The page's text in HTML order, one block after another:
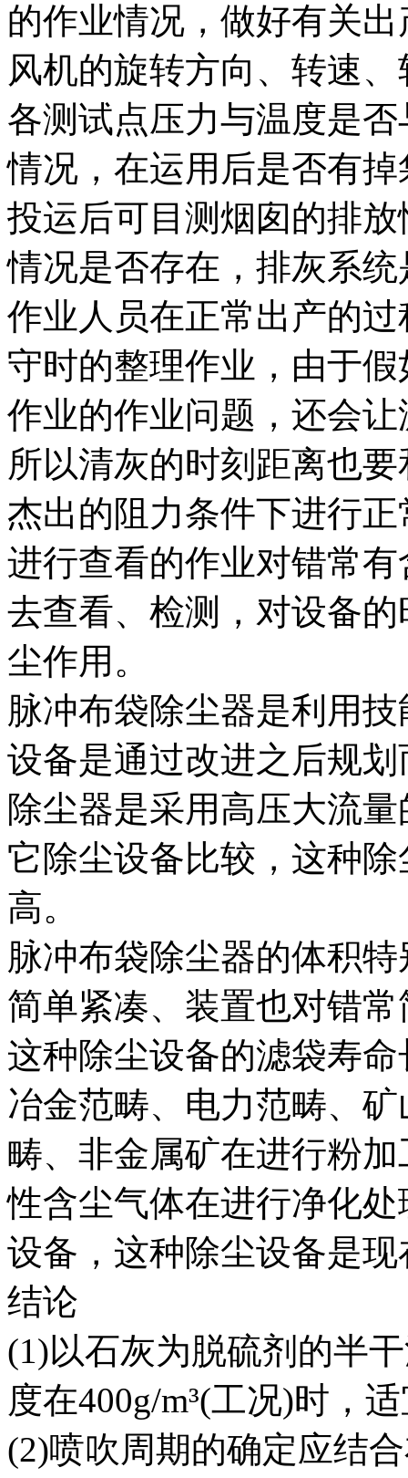
的作业情况，做好有关
风机的旋转方向、转速
各测试点压力与温度是
情况，在运用后是否有
投运后可目测烟囱的排
情况是否存在，排灰系
作业人员在正常出产的
守时的整理作业，由于
作业的作业问题，还会
所以清灰的时刻距离也
杰出的阻力条件下进行
进行查看的作业对错常
去查看、检测，对设备
尘作用。
脉冲布袋除尘器是利用
设备是通过改进之后规
除尘器是采用高压大流
它除尘设备比较，这种
高。
脉冲布袋除尘器的体积
简单紧凑、装置也对错
这种除尘设备的滤袋寿
冶金范畴、电力范畴、
畴、非金属矿在进行粉
性含尘气体在进行净化
设备，这种除尘设备是
结论
(1)以石灰为脱硫剂的半
度在400g/m³(工况)时，
(2)喷吹周期的确定应结